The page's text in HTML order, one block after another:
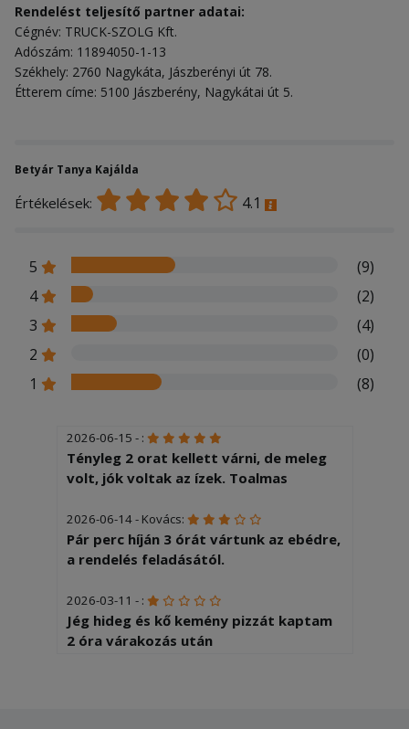
Rendelést teljesítő partner adatai:
Cégnév: TRUCK-SZOLG Kft.
Adószám: 11894050-1-13
Székhely: 2760 Nagykáta, Jászberényi út 78.
Étterem címe: 5100 Jászberény, Nagykátai út 5.
Betyár Tanya Kajálda
Értékelések: 4.1
5
(9)
4
(2)
3
(4)
2
(0)
1
(8)
2026-06-15 - :
Tényleg 2 orat kellett várni, de meleg
volt, jók voltak az ízek. Toalmas
2026-06-14 - Kovács:
Pár perc híján 3 órát vártunk az ebédre,
a rendelés feladásától.
2026-03-11 - :
Jég hideg és kő kemény pizzát kaptam
2 óra várakozás után